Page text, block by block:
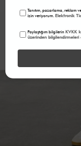
Tanıtım, pazarlama, reklam
izin veriyorum.Elektronik
Paylaştığım bilgilerinKVKK
üzerinden bilgilendirmeleri